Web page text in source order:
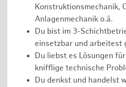
Konstruktionsmechanik,
Anlagenmechanik o.ä.
Du bist im 3-
einsetzbar und arbeitest
Du liebst es Lösungen
knifflige technische
Du denkst und handelst